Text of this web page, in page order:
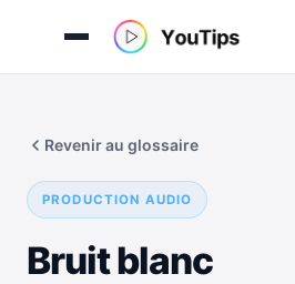
contenu
PRODUCTION AUDIO
Bruit blanc
Revenir au glossaire